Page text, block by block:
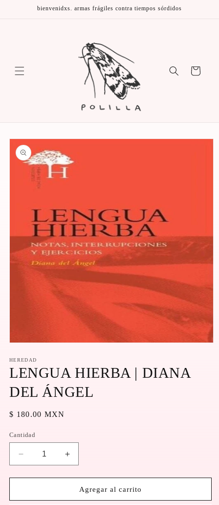
directamentebienvenidxs. armas frágiles contra tiempos sórdidos
Carrito
directamente
a la
información
del producto
multimedia
1
en
ventana
modal
HEREDAD
LENGUA HIERBA | DIANA
DEL ÁNGEL
Precio
$ 180.00 MXN
Cantidad
Reducir
cantidad
para
HIERBA
Aumentar
cantidad
para
LENGUA
HIERBA
Agregar al carrito